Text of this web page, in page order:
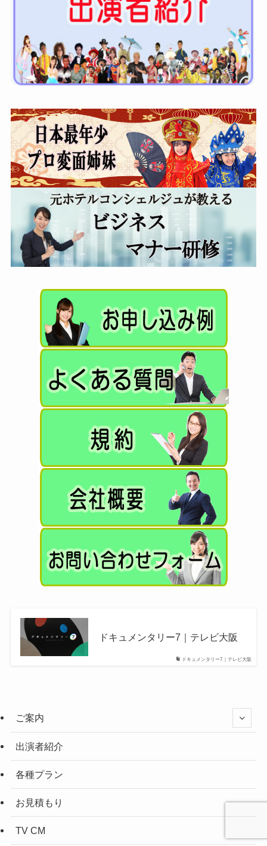
ドキュメンタリー7｜テレビ大阪
ドキュメンタリー7｜テレビ大阪
ご案内
出演者紹介
各種プラン
お見積もり
TV CM